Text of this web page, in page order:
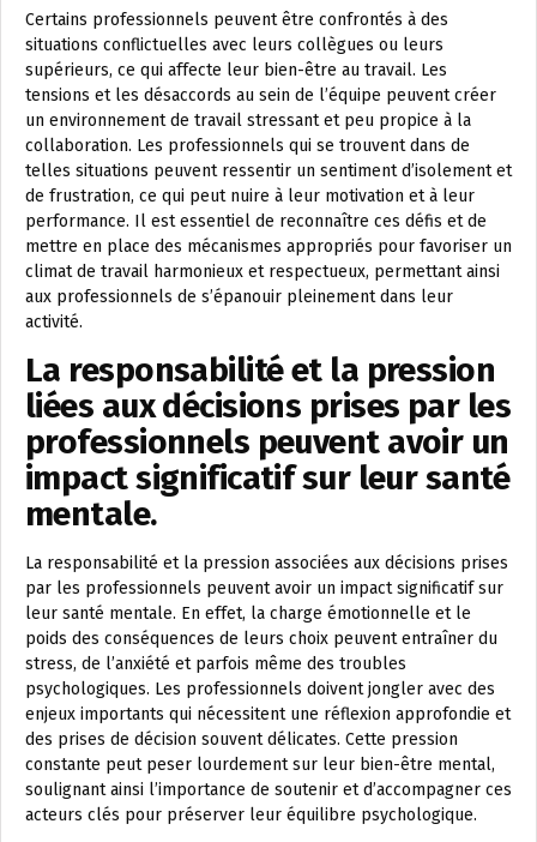
Certains professionnels peuvent être confrontés à des
situations conflictuelles avec leurs collègues ou leurs
supérieurs, ce qui affecte leur bien-être au travail. Les
tensions et les désaccords au sein de l’équipe peuvent créer
un environnement de travail stressant et peu propice à la
collaboration. Les professionnels qui se trouvent dans de
telles situations peuvent ressentir un sentiment d’isolement et
de frustration, ce qui peut nuire à leur motivation et à leur
performance. Il est essentiel de reconnaître ces défis et de
mettre en place des mécanismes appropriés pour favoriser un
climat de travail harmonieux et respectueux, permettant ainsi
aux professionnels de s’épanouir pleinement dans leur
activité.
La responsabilité et la pression
liées aux décisions prises par les
professionnels peuvent avoir un
impact significatif sur leur santé
mentale.
La responsabilité et la pression associées aux décisions prises
par les professionnels peuvent avoir un impact significatif sur
leur santé mentale. En effet, la charge émotionnelle et le
poids des conséquences de leurs choix peuvent entraîner du
stress, de l’anxiété et parfois même des troubles
psychologiques. Les professionnels doivent jongler avec des
enjeux importants qui nécessitent une réflexion approfondie et
des prises de décision souvent délicates. Cette pression
constante peut peser lourdement sur leur bien-être mental,
soulignant ainsi l’importance de soutenir et d’accompagner ces
acteurs clés pour préserver leur équilibre psychologique.